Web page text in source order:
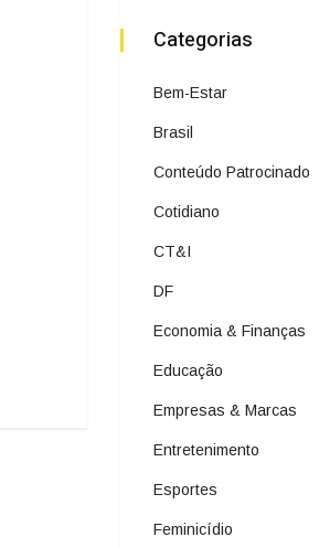
Categorias
Bem-Estar
Brasil
Conteúdo Patrocinado
Cotidiano
CT&I
DF
Economia & Finanças
Educação
Empresas & Marcas
Entretenimento
Esportes
Feminicídio